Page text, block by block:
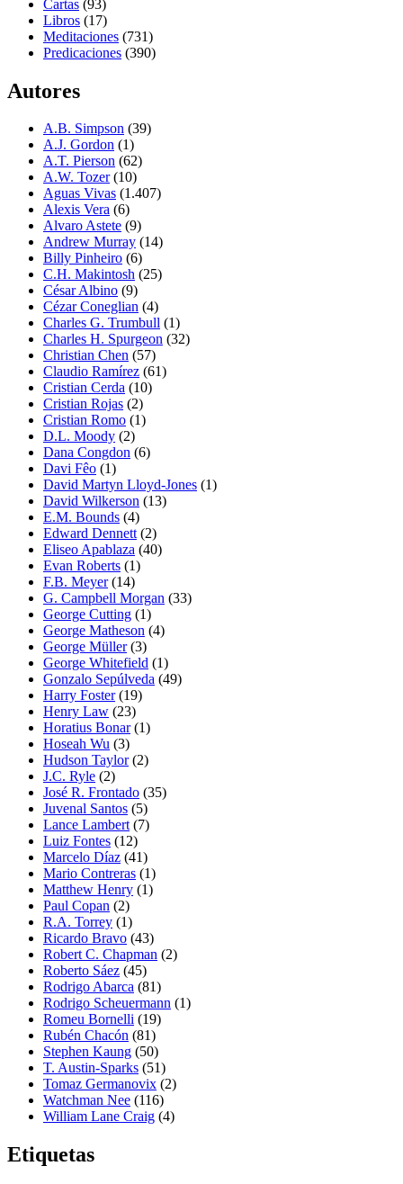
Cartas (93)
Libros (17)
Meditaciones (731)
Predicaciones (390)
Autores
A.B. Simpson (39)
A.J. Gordon (1)
A.T. Pierson (62)
A.W. Tozer(10)
Aguas Vivas (1.407)
Alexis Vera (6)
Alvaro Astete (9)
Andrew Murray (14)
Billy Pinheiro (6)
C.H. Makintosh (25)
César Albino (9)
Cézar Coneglian (4)
Charles G. Trumbull (1)
Charles H. Spurgeon (32)
Christian Chen (57)
Claudio Ramírez (61)
Cristian Cerda (10)
Cristian Rojas (2)
Cristian Romo (1)
D.L. Moody (2)
Dana Congdon (6)
Davi Fêo (1)
David Martyn Lloyd-Jones (1)
David Wilkerson (13)
E.M. Bounds (4)
Edward Dennett(2)
Eliseo Apablaza (40)
Evan Roberts (1)
F.B. Meyer(14)
G. Campbell Morgan (33)
George Cutting (1)
George Matheson (4)
George Müller(3)
George Whitefield (1)
Gonzalo Sepúlveda (49)
Harry Foster(19)
Henry Law (23)
Horatius Bonar(1)
Hoseah Wu (3)
Hudson Taylor(2)
J.C. Ryle (2)
José R. Frontado (35)
Juvenal Santos (5)
Lance Lambert(7)
Luiz Fontes (12)
Marcelo Díaz (41)
Mario Contreras (1)
Matthew Henry (1)
Paul Copan (2)
R.A. Torrey (1)
Ricardo Bravo (43)
Robert C. Chapman (2)
Roberto Sáez (45)
Rodrigo Abarca (81)
Rodrigo Scheuermann (1)
Romeu Bornelli (19)
Rubén Chacón (81)
Stephen Kaung (50)
T. Austin-Sparks (51)
Tomaz Germanovix (2)
Watchman Nee (116)
William Lane Craig (4)
Etiquetas